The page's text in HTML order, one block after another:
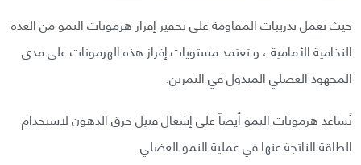
حيث تعمل تدريبات المقاومة على تحفيز إفراز هرمونات النمو من الغدة
النخامية الأمامية ، و تعتمد مستويات إفراز هذه الهرمونات على مدى
المجهود العضلي المبذول في التمرين.
تُساعد هرمونات النمو أيضاً على إشعال فتيل حرق الدهون لاستخدام
الطاقة الناتجة عنها في عملية النمو العضلي.